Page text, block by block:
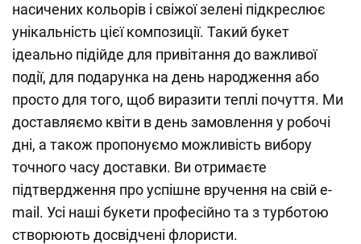
насичених кольорів і свіжої зелені підкреслює
унікальність цієї композиції. Такий букет
ідеально підійде для привітання до важливої
події, для подарунка на день народження або
просто для того, щоб виразити теплі почуття. Ми
доставляємо квіти в день замовлення у робочі
дні, а також пропонуємо можливість вибору
точного часу доставки. Ви отримаєте
підтвердження про успішне вручення на свій e-
mail. Усі наші букети професійно та з турботою
створюють досвідчені флористи.